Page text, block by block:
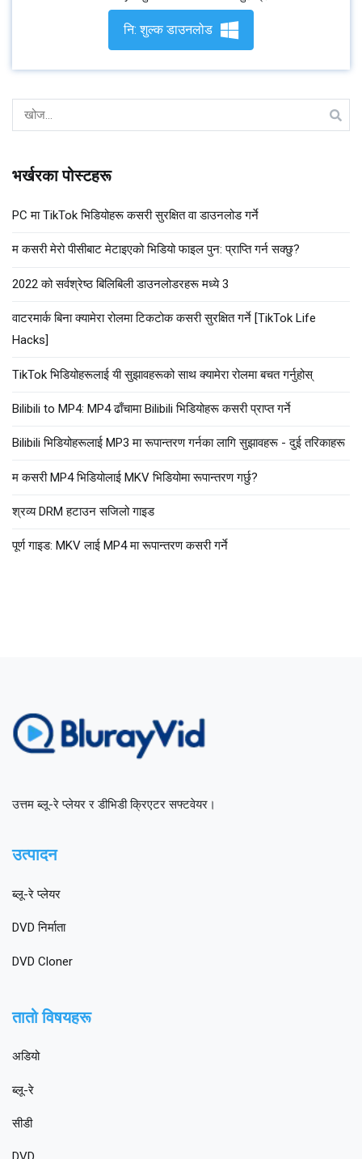
नि: शुल्क डाउनलोड
खोज्नुहोस्:
भर्खरका पोस्टहरू
PC मा TikTok भिडियोहरू कसरी सुरक्षित वा डाउनलोड गर्ने
म कसरी मेरो पीसीबाट मेटाइएको भिडियो फाइल पुन: प्राप्ति गर्न सक्छु?
2022 को सर्वश्रेष्ठ बिलिबिली डाउनलोडरहरू मध्ये 3
वाटरमार्क बिना क्यामेरा रोलमा टिकटोक कसरी सुरक्षित गर्ने [TikTok Life
Hacks]
TikTok भिडियोहरूलाई यी सुझावहरूको साथ क्यामेरा रोलमा बचत गर्नुहोस्
Bilibili to MP4: MP4 ढाँचामा Bilibili भिडियोहरू कसरी प्राप्त गर्ने
Bilibili भिडियोहरूलाई MP3 मा रूपान्तरण गर्नका लागि सुझावहरू - दुई तरिकाहरू
म कसरी MP4 भिडियोलाई MKV भिडियोमा रूपान्तरण गर्छु?
श्रव्य DRM हटाउन सजिलो गाइड
पूर्ण गाइड: MKV लाई MP4 मा रूपान्तरण कसरी गर्ने
उत्तम ब्लू-रे प्लेयर र डीभिडी क्रिएटर सफ्टवेयर।
उत्पादन
ब्लू-रे प्लेयर
DVD निर्माता
DVD Cloner
तातो विषयहरू
अडियो
ब्लू-रे
सीडी